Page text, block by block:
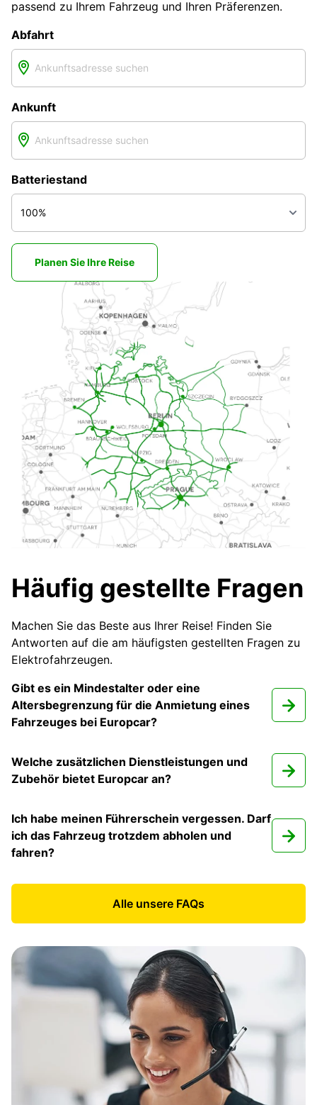
passend zu Ihrem Fahrzeug und Ihren Präferenzen.
Abfahrt
Ankunft
Batteriestand
Planen Sie Ihre Reise
Häufig gestellte Fragen
Machen Sie das Beste aus Ihrer Reise! Finden Sie
Antworten auf die am häufigsten gestellten Fragen zu
Elektrofahrzeugen.
Gibt es ein Mindestalter oder eine
Altersbegrenzung für die Anmietung eines
Fahrzeuges bei Europcar?
Welche zusätzlichen Dienstleistungen und
Zubehör bietet Europcar an?
Ich habe meinen Führerschein vergessen. Darf
ich das Fahrzeug trotzdem abholen und
fahren?
Alle unsere FAQs